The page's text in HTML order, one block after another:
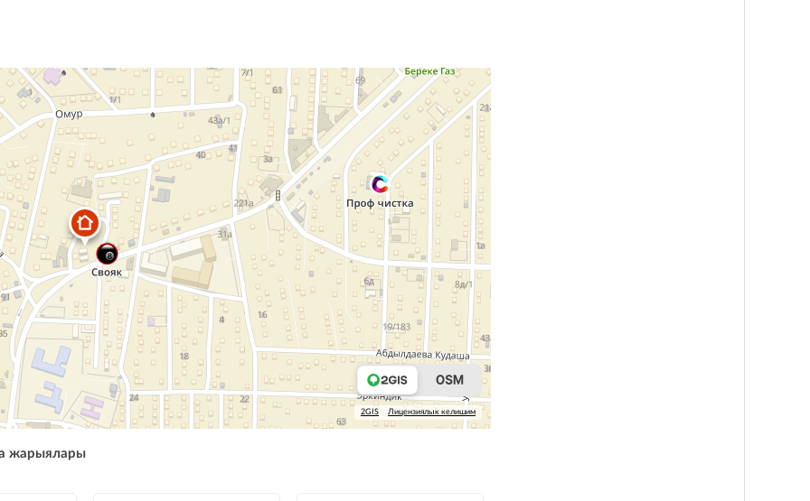
2GIS Лицензиялык келишим
жарыялары